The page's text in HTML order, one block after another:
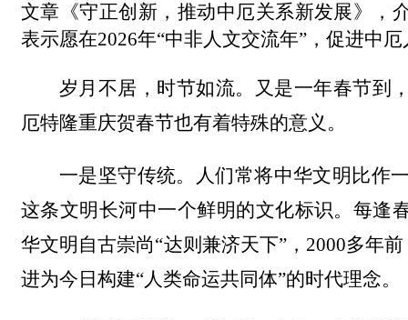
文章《守正创新，推动中厄关系新发展》，
表示愿在2026年“中非人文交流年”，促进中
岁月不居，时节如流。又是一年春节到
厄特隆重庆贺春节也有着特殊的意义。
一是坚守传统。人们常将中华文明比作
这条文明长河中一个鲜明的文化标识。每逢
华文明自古崇尚“达则兼济天下”，2000多年
进为今日构建“人类命运共同体”的时代理念。